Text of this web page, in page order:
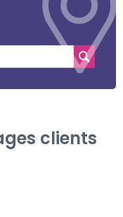
clients